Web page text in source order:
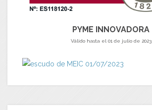
PYME INNOVADORA
Válido hasta el 01 de julio de 2023